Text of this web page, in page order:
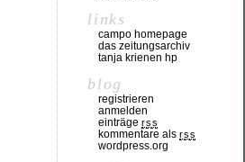
links
campo homepage
das zeitungsarchiv
tanja krienen hp
blog
registrieren
anmelden
einträge rss
kommentare als rss
wordpress.org